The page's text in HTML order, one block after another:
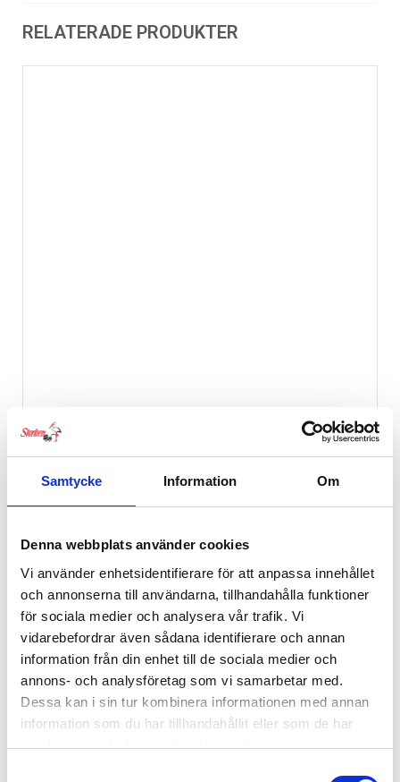
Samtycke Information Om
Denna webbplats använder cookies
Vi använder enhetsidentifierare för att anpassa innehållet
och annonserna till användarna, tillhandahålla funktioner
för sociala medier och analysera vår trafik. Vi
vidarebefordrar även sådana identifierare och annan
information från din enhet till de sociala medier och
annons- och analysföretag som vi samarbetar med.
Dessa kan i sin tur kombinera informationen med annan
information som du har tillhandahållit eller som de har
samlat in när du har använt deras tjänster.
RELATERADE PRODUKTER
699
Rea